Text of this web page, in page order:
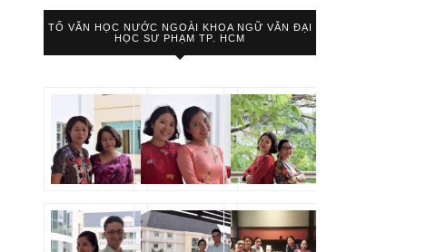
TỔ VĂN HỌC NƯỚC NGOÀI KHOA NGỮ VĂN ĐẠI
HỌC SƯ PHẠM TP. HCM